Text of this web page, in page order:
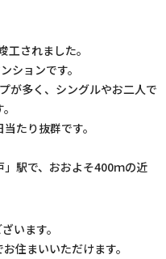
されました。
ションです。
が多く、シングルやお二人で
たり抜群です。
駅で、おおよそ400ｍの近
います。
住まいいただけます。